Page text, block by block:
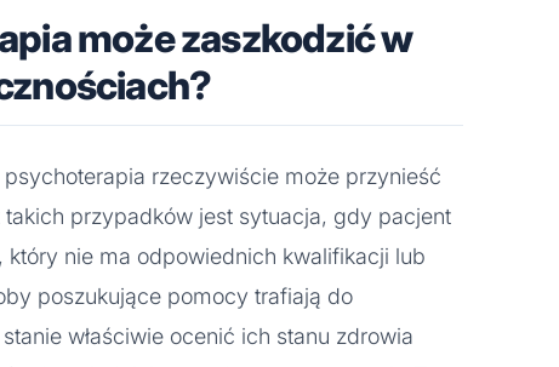
może zaszkodzić w
rzeczywiście może przynieść
przypadków jest sytuacja, gdy pacjent
który nie ma odpowiednich kwalifikacji lub
poszukujące pomocy trafiają do
właściwie ocenić ich stanu zdrowia